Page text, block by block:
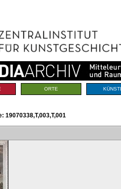
ORTE
19070338,T,003,T,001